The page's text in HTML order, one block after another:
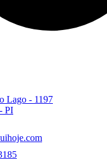
Lago - 1197
PI